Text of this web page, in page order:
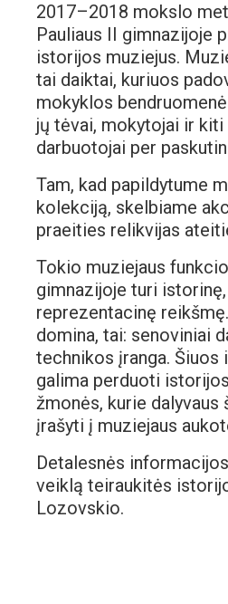
2017–2018 mokslo
Pauliaus II gimnazijoje
istorijos muziejus.
tai daiktai, kuriuos
mokyklos
jų tėvai, mokytojai ir
darbuotojai per
Tam, kad papildytume
kolekciją, skelbiame
praeities relikvijas
Tokio muziejaus
gimnazijoje turi
reprezentacinę
domina, tai: senoviniai
technikos įranga. Šiuos
galima perduoti
žmonės, kurie dalyvaus
įrašyti į muziejaus
Detalesnės
veiklą teiraukitės
Lozovskio.